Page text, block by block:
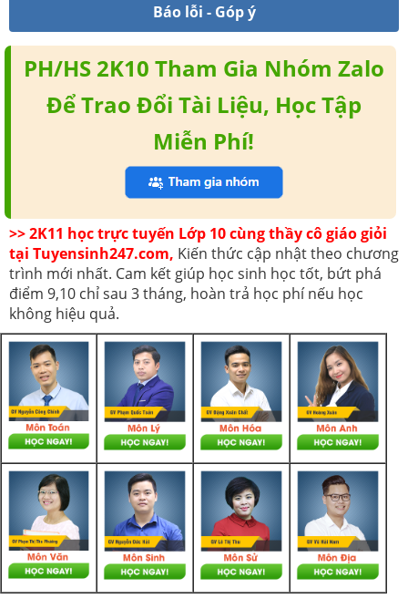
Báo lỗi - Góp ý
PH/HS 2K10 Tham Gia Nhóm Zalo
Để Trao Đổi Tài Liệu, Học Tập
Miễn Phí!
>> 2K11 học trực tuyến Lớp 10 cùng thầy cô giáo giỏi
tại Tuyensinh247.com, Kiến thức cập nhật theo chương
trình mới nhất. Cam kết giúp học sinh học tốt, bứt phá
điểm 9,10 chỉ sau 3 tháng, hoàn trả học phí nếu học
không hiệu quả.